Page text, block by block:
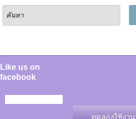
Like us on
facebook
ทดลองใช้งา